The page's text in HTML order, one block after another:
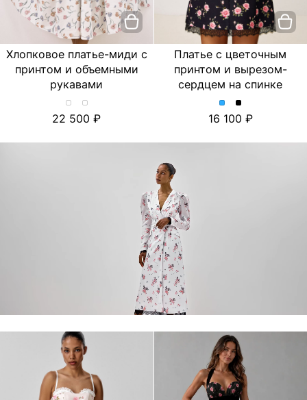
Хлопковое платье-миди с
принтом и объемными
рукавами
Хлопковое
платье-
с
Хлопковое
платье-
с
22 500
Платье с цветочным
принтом и вырезом-
сердцем на спинке
Платье
с
принтом
Платье
с
принтом
16 100